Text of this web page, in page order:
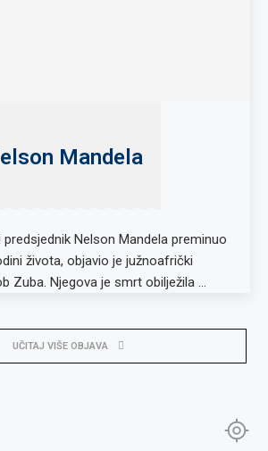
Mandela
Nelson Mandela preminuo
života, objavio je južnoafrički
Zuba. Njegova je smrt obilježila …
UČITAJ VIŠE OBJAVA